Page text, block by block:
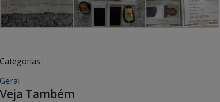
Categorias :
Geral
Veja Também